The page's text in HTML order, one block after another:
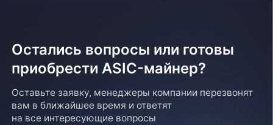
Остались вопросы или готовы
приобрести ASIC-майнер?
Оставьте заявку, менеджеры компании перезвонят
вам в ближайшее время и ответят
на все интересующие вопросы